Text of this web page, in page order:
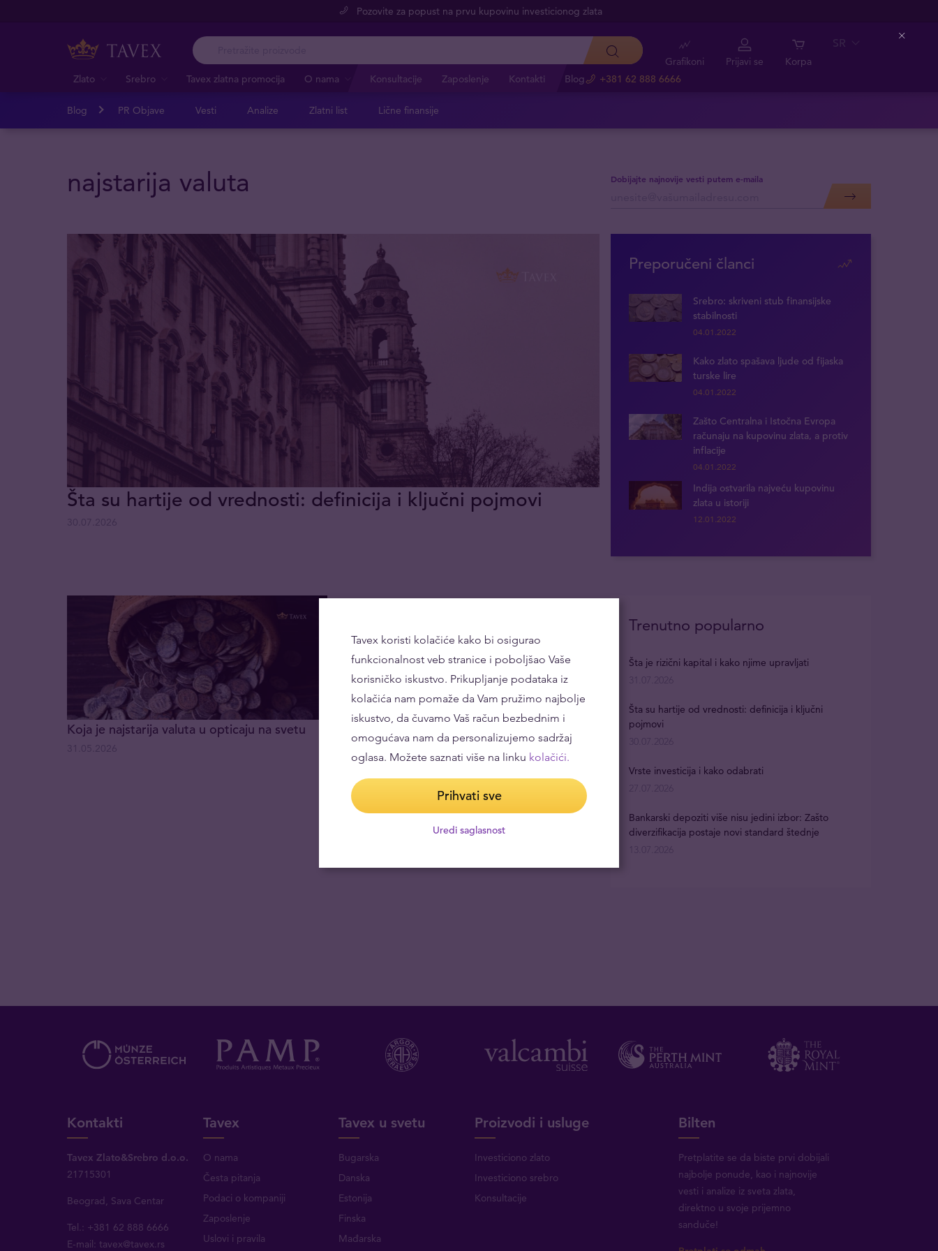
Pozovite za popust na prvu kupovinu investicionog zlata
Zlato Srebro Tavex zlatna promocija O nama Konsultacije Zaposlenje Kontakti Blog +381 62 888 6666
Grafikoni Prijavi se Korpa
SR
Blog PR Objave Vesti Analize Zlatni list Lične finansije
najstarija valuta Dobijajte najnovije vesti putem e-maila
Šta su hartije od vrednosti: definicija i ključni pojmovi
Preporučeni članci
Srebro: skriveni stub finansijske
stabilnosti
04.01.2022
Kako zlato spašava ljude od fijaska
turske lire
04.01.2022
Zašto Centralna i Istočna Evropa
računaju na kupovinu zlata, a protiv
inflacije
04.01.2022
Indija ostvarila najveću kupovinu
zlata u istoriji
12.01.2022
Koja je najstarija valuta u opticaju na svetu
Trenutno popularno
Šta je rizični kapital i kako njime upravljati
31.07.2026
Šta su hartije od vrednosti: definicija i ključni
pojmovi
30.07.2026
Vrste investicija i kako odabrati
27.07.2026
Bankarski depoziti više nisu jedini izbor: Zašto
diverzifikacija postaje novi standard štednje
13.07.2026
Kontakti
Tavex Zlato&Srebro d.o.o.
21715301
Beograd, Sava Centar
Tel.: +381 62 888 6666
E-mail:tavex@tavex.rs
Tavex
O nama
Česta pitanja
Podaci o kompaniji
Zaposlenje
Uslovi i pravila
Tavex u svetu
Bugarska
Danska
Estonija
Finska
Mađarska
Proizvodi i usluge
Investiciono zlato
Investiciono srebro
Konsultacije
Bilten
Pretplatite se da biste prvi dobijali
najbolje ponude, kao i najnovije
vesti i analize iz sveta zlata,
direktno u svoje prijemno
sanduče!
Tavex koristi kolačiće kako bi osigurao
funkcionalnost veb stranice i poboljšao Vaše
korisničko iskustvo. Prikupljanje podataka iz
kolačića nam pomaže da Vam pružimo najbolje
iskustvo, da čuvamo Vaš račun bezbednim i
omogućava nam da personalizujemo sadržaj
oglasa. Možete saznati više na linku kolačići.
Prihvati sve
Uredi saglasnost
Close